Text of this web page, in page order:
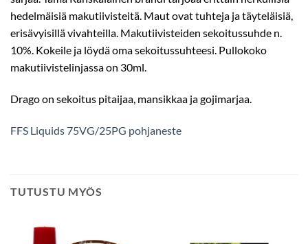
hedelmäisiä makutiivisteitä. Maut ovat tuhteja ja täyteläisiä,
erisävyisillä vivahteilla. Makutiivisteiden sekoitussuhde n.
10%. Kokeile ja löydä oma sekoitussuhteesi. Pullokoko
makutiivistelinjassa on 30ml.
Drago on sekoitus pitaijaa, mansikkaa ja gojimarjaa.
FFS Liquids 75VG/25PG pohjaneste
TUTUSTU MYÖS